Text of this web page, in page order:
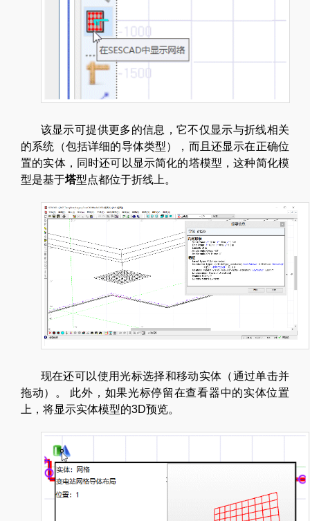
该显示可提供更多的信息，它不仅显示与折线相关
的系统（包括详细的导体类型），而且还显示在正确位
置的实体，同时还可以显示简化的塔模型，这种简化模
型是基于塔型点都位于折线上。
现在还可以使用光标选择和移动实体（通过单击并
拖动）。 此外，如果光标停留在查看器中的实体位置
上，将显示实体模型的3D预览。